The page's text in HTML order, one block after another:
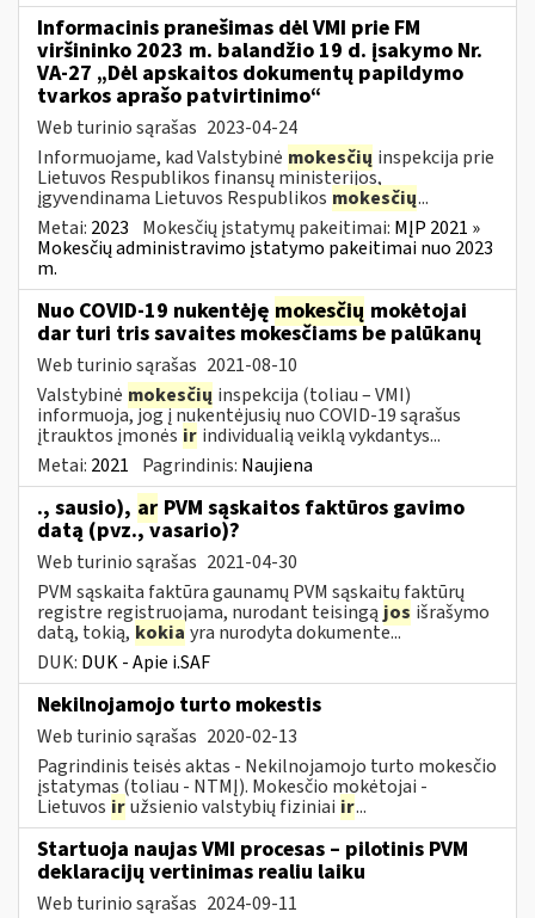
Informacinis pranešimas dėl VMI prie FM
viršininko 2023 m. balandžio 19 d. įsakymo Nr.
VA-27 „Dėl apskaitos dokumentų papildymo
tvarkos aprašo patvirtinimo“
Web turinio sąrašas 2023-04-24
Informuojame, kad Valstybinė mokesčių inspekcija prie
Lietuvos Respublikos finansų ministerijos,
įgyvendinama Lietuvos Respublikos mokesčių...
Metai: 2023 Mokesčių įstatymų pakeitimai: MĮP 2021 »
Mokesčių administravimo įstatymo pakeitimai nuo 2023
m.
Nuo COVID-19 nukentėję mokesčių mokėtojai
dar turi tris savaites mokesčiams be palūkanų
Web turinio sąrašas 2021-08-10
Valstybinė mokesčių inspekcija (toliau – VMI)
informuoja, jog į nukentėjusių nuo COVID-19 sąrašus
įtrauktos įmonės ir individualią veiklą vykdantys...
Metai: 2021 Pagrindinis: Naujiena
., sausio), ar PVM sąskaitos faktūros gavimo
datą (pvz., vasario)?
Web turinio sąrašas 2021-04-30
PVM sąskaita faktūra gaunamų PVM sąskaitų faktūrų
registre registruojama, nurodant teisingą jos išrašymo
datą, tokią, kokia yra nurodyta dokumente...
DUK: DUK - Apie i.SAF
Nekilnojamojo turto mokestis
Web turinio sąrašas 2020-02-13
Pagrindinis teisės aktas - Nekilnojamojo turto mokesčio
įstatymas (toliau - NTMĮ). Mokesčio mokėtojai -
Lietuvos iružsienio valstybių fiziniai ir...
Startuoja naujas VMI procesas – pilotinis PVM
deklaracijų vertinimas realiu laiku
Web turinio sąrašas 2024-09-11